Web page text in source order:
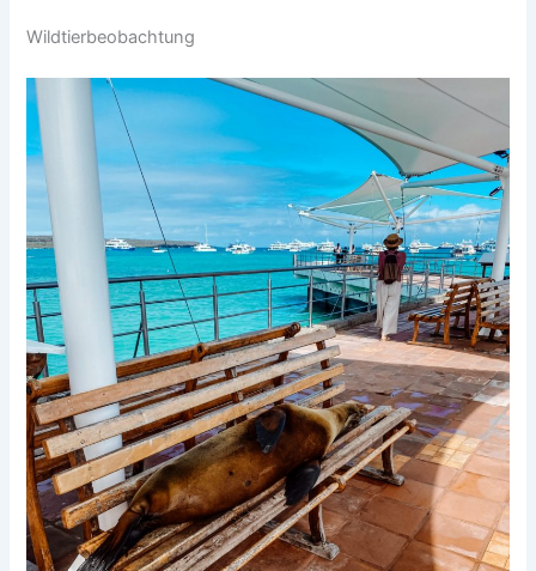
Wildtierbeobachtung